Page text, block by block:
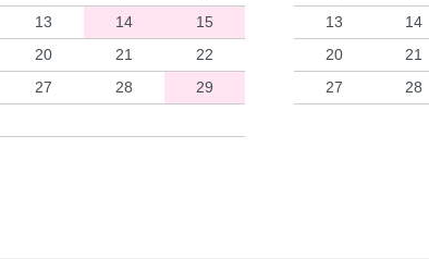
13 14
15
20 21
22
27 28
29
13
14
20
21
27
28